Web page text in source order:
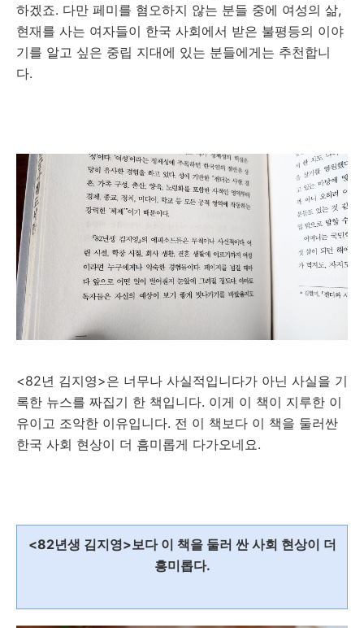
하겠죠. 다만 페미를 혐오하지 않는 분들 중에 여성의 삶,
현재를 사는 여자들이 한국 사회에서 받은 불평등의 이야
기를 알고 싶은 중립 지대에 있는 분들에게는 추천합니
다.
<82년 김지영>은 너무나 사실적입니다가 아닌 사실을 기
록한 뉴스를 짜집기 한 책입니다. 이게 이 책이 지루한 이
유이고 조악한 이유입니다. 전 이 책보다 이 책을 둘러싼
한국 사회 현상이 더 흠미롭게 다가오네요.
<82년생 김지영>보다 이 책을 둘러 싼 사회 현상이 더
흥미롭다.